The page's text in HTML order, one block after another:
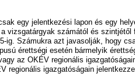
egy jelentkezési lapon és egy
vizsgatárgyak számától és szintjétől
ig. Számukra azt javasolják, hogy
érettségi esetén bármelyik
az OKÉV regionális
regionális igazgatóságain